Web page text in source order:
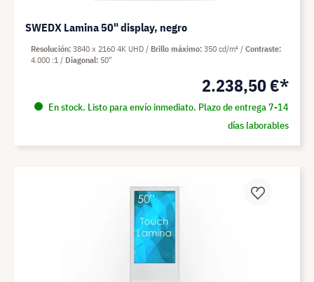
SWEDX Lamina 50" display, negro
2.238,50 €*
En stock. Listo para envío inmediato. Plazo de entrega 7-14
días laborables
Resolución 3840 x 2160 4K UHD Brillo máximo 350 cd/m²
Contraste
4.000 :1
Diagonal 50"